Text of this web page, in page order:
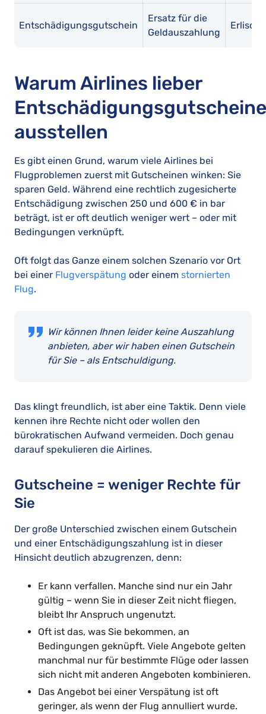
Entschädigungsgutschein
Ersatz für die
Geldauszahlung
Warum Airlines lieber
Entschädigungsgutscheine
ausstellen
Es gibt einen Grund, warum viele Airlines bei
Flugproblemen zuerst mit Gutscheinen winken: Sie
sparen Geld. Während eine rechtlich zugesicherte
Entschädigung zwischen 250 und 600 € in bar
beträgt, ist er oft deutlich weniger wert – oder mit
Bedingungen verknüpft.
Oft folgt das Ganze einem solchen Szenario vor Ort
bei einer Flugverspätung oder einem stornierten
Flug.
Wir können Ihnen leider keine Auszahlung
anbieten, aber wir haben einen Gutschein
für Sie – als Entschuldigung.
Das klingt freundlich, ist aber eine Taktik. Denn viele
kennen ihre Rechte nicht oder wollen den
bürokratischen Aufwand vermeiden. Doch genau
darauf spekulieren die Airlines.
Gutscheine = weniger Rechte für
Sie
Der große Unterschied zwischen einem Gutschein
und einer Entschädigungszahlung ist in dieser
Hinsicht deutlich abzugrenzen, denn:
Er kann verfallen. Manche sind nur ein Jahr
gültig – wenn Sie in dieser Zeit nicht fliegen,
bleibt Ihr Anspruch ungenutzt.
Oft ist das, was Sie bekommen, an
Bedingungen geknüpft. Viele Angebote gelten
manchmal nur für bestimmte Flüge oder lassen
sich nicht mit anderen Angeboten kombinieren.
Das Angebot bei einer Verspätung ist oft
geringer, als wenn der Flug annulliert wurde.